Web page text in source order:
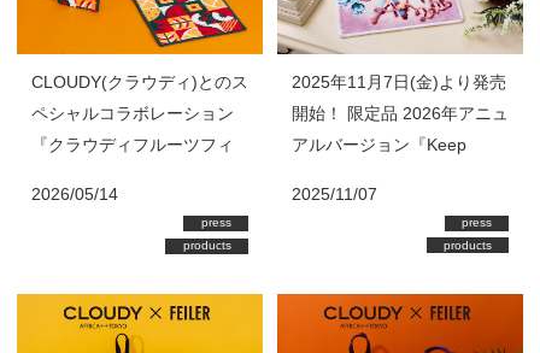
CLOUDY(クラウディ)とのス
ペシャルコラボレーション
『クラウディフルーツフィ
2026/05/14
press
products
2025年11月7日(金)より発売
開始！ 限定品 2026年アニュ
アルバージョン『Keep
2025/11/07
press
products